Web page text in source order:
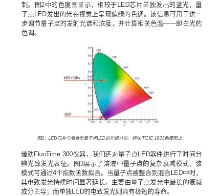
制。图2中的色度图显示，相较于 LED芯片单独发出的蓝光，量
子点 LED发出的光在视觉上呈现偏绿的色调。该信息可用于进一
步调节量子点的发射光谱和浓度，并计算相关色温——即白光的
色调。
图2： LED芯片与混合型量子点LED的光谱分布，标注于CIE 1931色度图上。
借助 FluoTime 300仪器，我们还对量子点 LED器件进行了时间分
辨光致发光表征。图3展示了溶液中量子点的复杂衰减模式，该
模式可通过4个指数函数拟合。当量子点被整合到混合LED中时，
其电致发光持续时间显著延长，主要由量子点发光中最长的衰减
成分主导；而单独 LED的电致发光则具有极短的寿命。